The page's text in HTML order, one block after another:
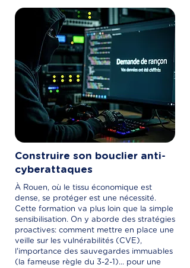
Construire son bouclier anti-
cyberattaques
À Rouen, où le tissu économique est
dense, se protéger est une nécessité.
Cette formation va plus loin que la simple
sensibilisation. On y aborde des stratégies
proactives: comment mettre en place une
veille sur les vulnérabilités (CVE),
l'importance des sauvegardes immuables
(la fameuse règle du 3-2-1)... pour une